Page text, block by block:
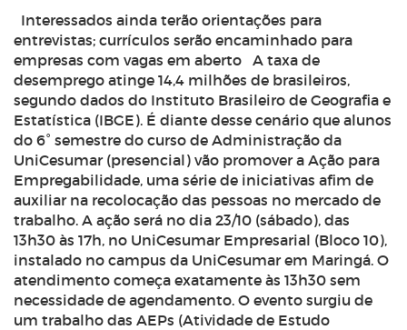
Interessados ainda terão orientações para
entrevistas; currículos serão encaminhado para
empresas com vagas em aberto A taxa de
desemprego atinge 14,4 milhões de brasileiros,
segundo dados do Instituto Brasileiro de Geografia e
Estatística (IBGE). É diante desse cenário que alunos
do 6° semestre do curso de Administração da
UniCesumar (presencial) vão promover a Ação para
Empregabilidade, uma série de iniciativas afim de
auxiliar na recolocação das pessoas no mercado de
trabalho. A ação será no dia 23/10 (sábado), das
13h30 às 17h, no UniCesumar Empresarial (Bloco 10),
instalado no campus da UniCesumar em Maringá. O
atendimento começa exatamente às 13h30 sem
necessidade de agendamento. O evento surgiu de
um trabalho das AEPs (Atividade de Estudo